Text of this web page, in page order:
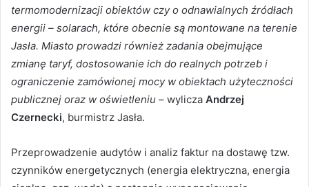
termomodernizacji obiektów czy o odnawialnych źródłach
energii – solarach, które obecnie są montowane na terenie
Jasła. Miasto prowadzi również zadania obejmujące
zmianę taryf, dostosowanie ich do realnych potrzeb i
ograniczenie zamówionej mocy w obiektach użyteczności
publicznej oraz w oświetleniu – wylicza Andrzej
Czernecki, burmistrz Jasła.
Przeprowadzenie audytów i analiz faktur na dostawę tzw.
czynników energetycznych (energia elektryczna, energia